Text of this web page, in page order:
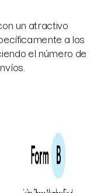
un atractivo
a los
el número de